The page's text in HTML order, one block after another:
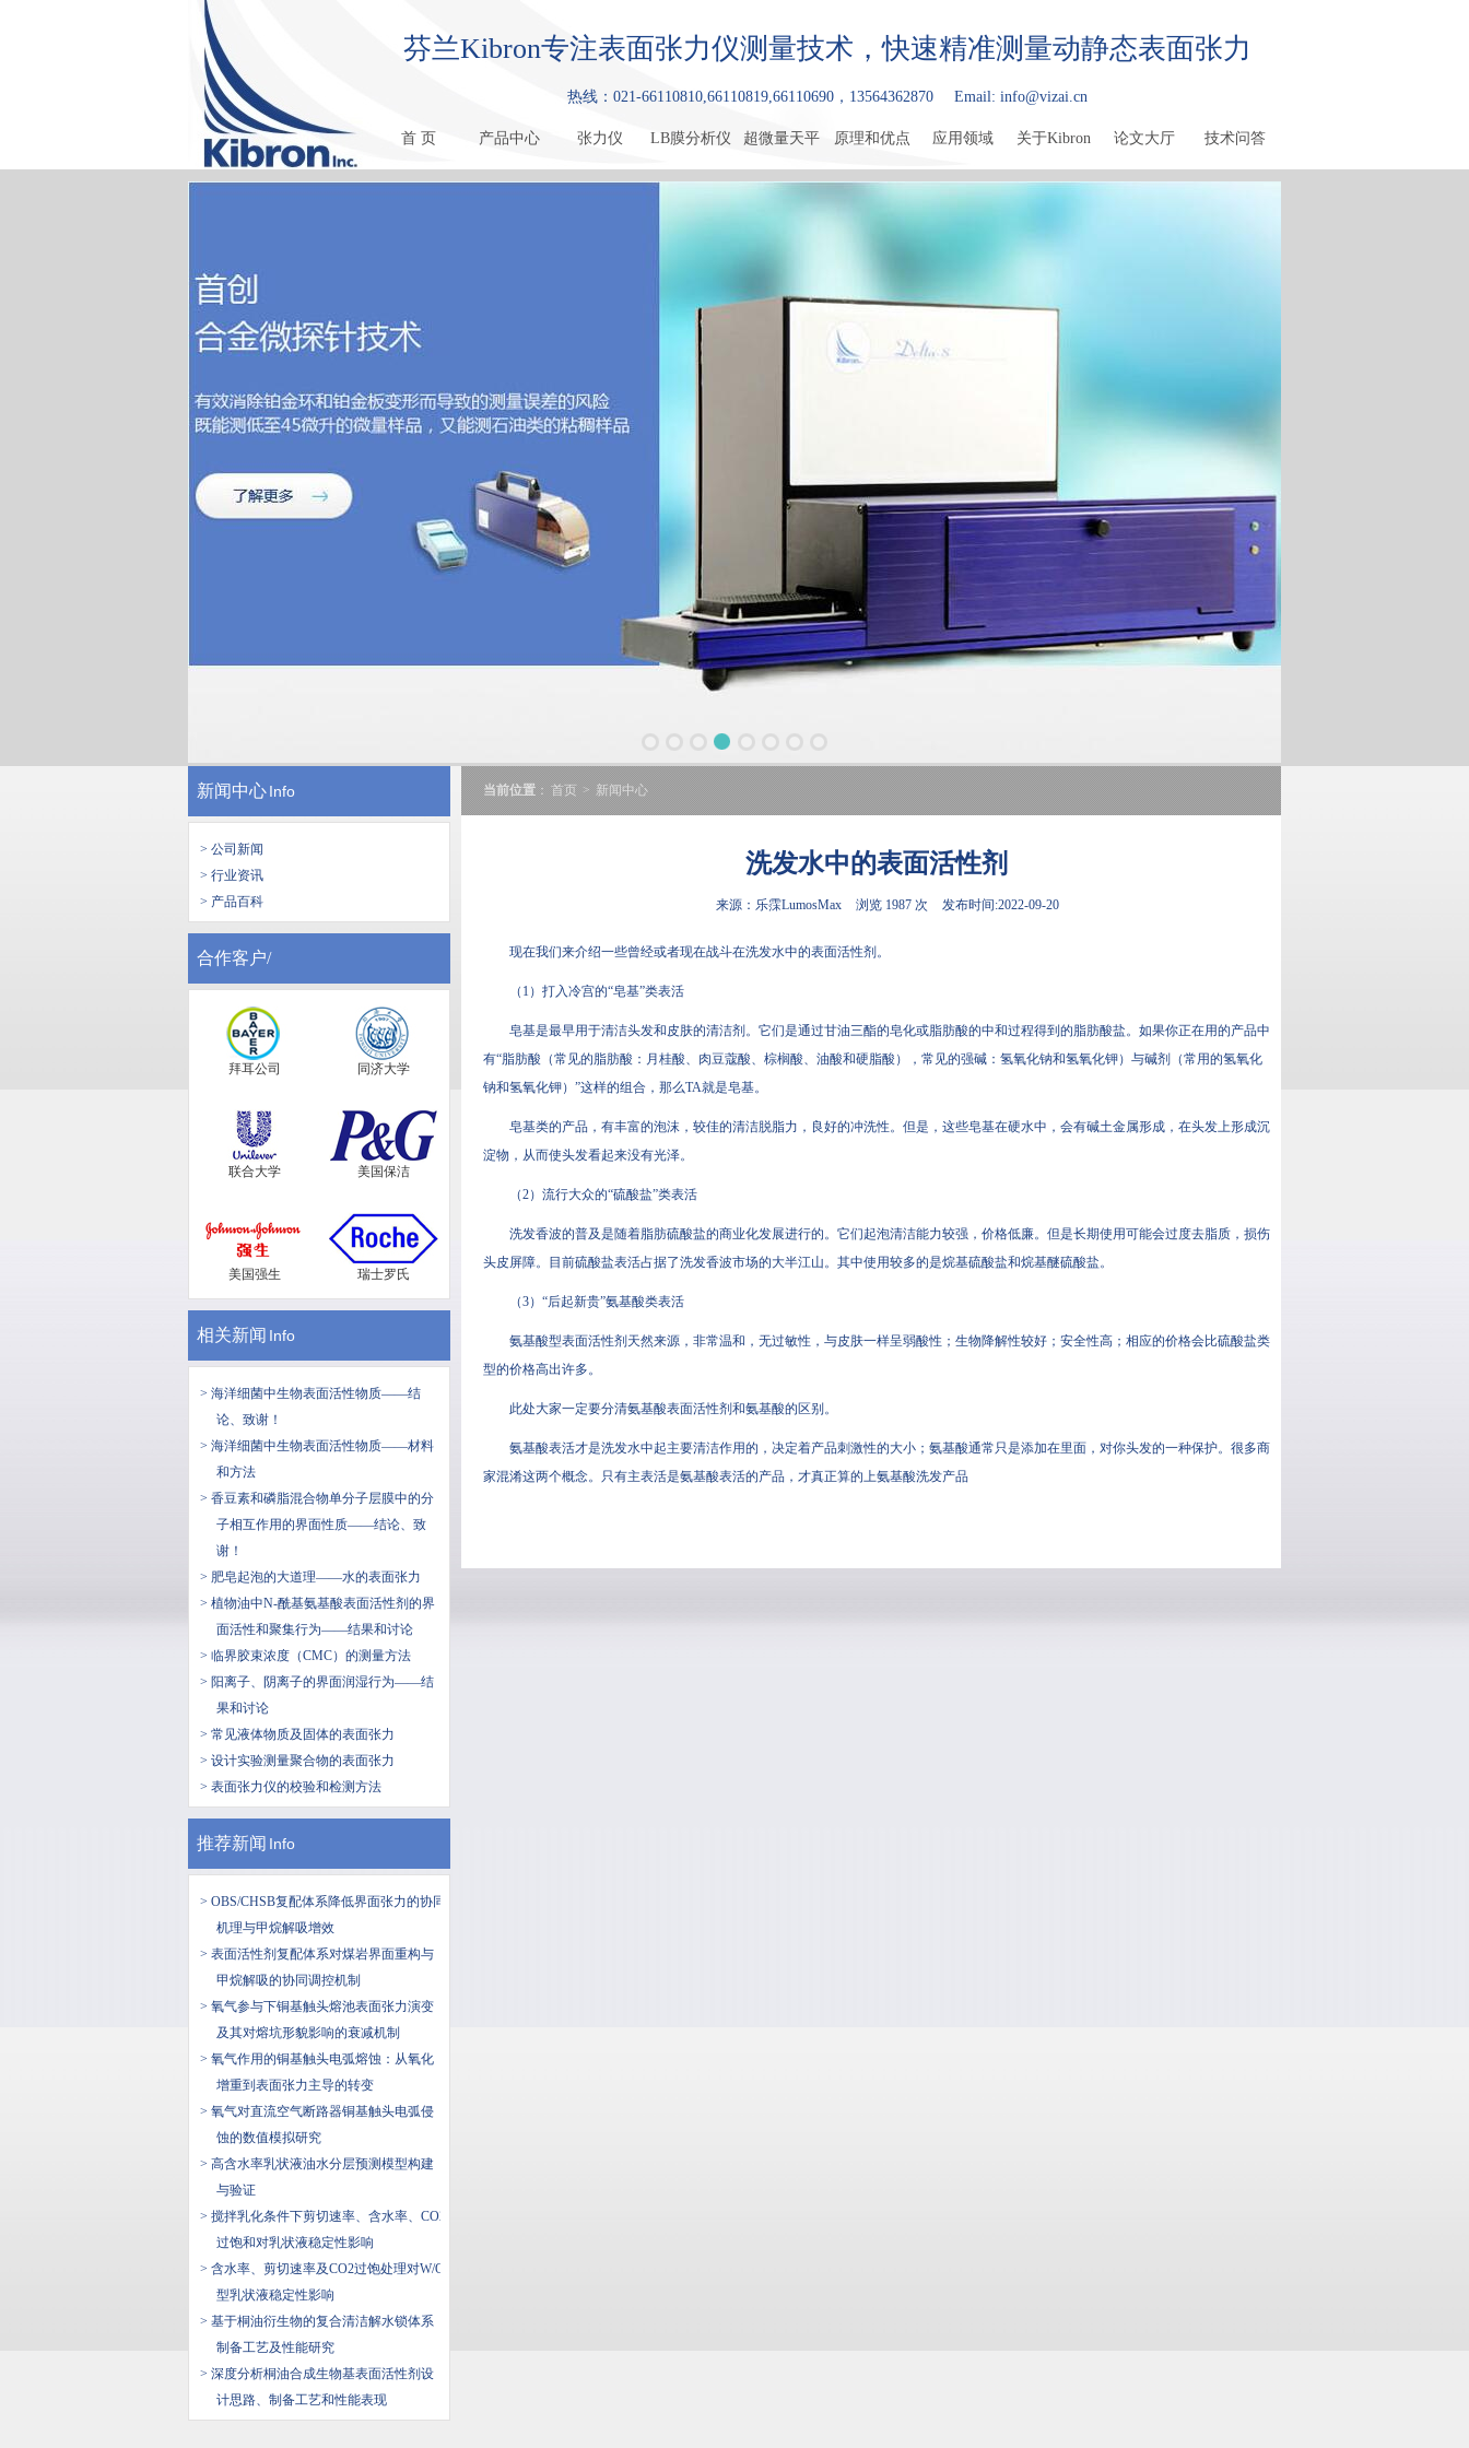
芬兰Kibron专注表面张力仪测量技术，快速精准测量动静态表面张力
热线：021-66110810,66110819,66110690，13564362870 Email: info@vizai.cn
首 页 产品中心 张力仪 LB膜分析仪 超微量天平 原理和优点 应用领域 关于Kibron 论文大厅 技术问答
新闻中心Info
> 公司新闻
> 行业资讯
> 产品百科
合作客户/
拜耳公司 同济大学
联合大学 美国保洁
美国强生 瑞士罗氏
相关新闻 Info
> 海洋细菌中生物表面活性物质——结
论、致谢！
> 海洋细菌中生物表面活性物质——材料
和方法
> 香豆素和磷脂混合物单分子层膜中的分
子相互作用的界面性质——结论、致
谢！
> 肥皂起泡的大道理——水的表面张力
> 植物油中N-酰基氨基酸表面活性剂的界
面活性和聚集行为——结果和讨论
> 临界胶束浓度（CMC）的测量方法
> 阳离子、阴离子的界面润湿行为——结
果和讨论
> 常见液体物质及固体的表面张力
> 设计实验测量聚合物的表面张力
> 表面张力仪的校验和检测方法
推荐新闻 Info
> OBS/CHSB复配体系降低界面张力的协同
机理与甲烷解吸增效
> 表面活性剂复配体系对煤岩界面重构与
甲烷解吸的协同调控机制
> 氧气参与下铜基触头熔池表面张力演变
及其对熔坑形貌影响的衰减机制
> 氧气作用的铜基触头电弧熔蚀：从氧化
增重到表面张力主导的转变
> 氧气对直流空气断路器铜基触头电弧侵
蚀的数值模拟研究
> 高含水率乳状液油水分层预测模型构建
与验证
> 搅拌乳化条件下剪切速率、含水率、CO2
过饱和对乳状液稳定性影响
> 含水率、剪切速率及CO2过饱处理对W/O
型乳状液稳定性影响
> 基于桐油衍生物的复合清洁解水锁体系
制备工艺及性能研究
> 深度分析桐油合成生物基表面活性剂设
计思路、制备工艺和性能表现
当前位置 ： 首页 > 新闻中心
洗发水中的表面活性剂
来源：乐霂LumosMax 浏览 1987 次 发布时间:2022-09-20
现在我们来介绍一些曾经或者现在战斗在洗发水中的表面活性剂。
（1）打入冷宫的“皂基”类表活
皂基是最早用于清洁头发和皮肤的清洁剂。它们是通过甘油三酯的皂化或脂肪酸的中和过程得到的脂肪酸盐。如果你正在用的产品中
有“脂肪酸（常见的脂肪酸：月桂酸、肉豆蔻酸、棕榈酸、油酸和硬脂酸），常见的强碱：氢氧化钠和氢氧化钾）与碱剂（常用的氢氧化
钠和氢氧化钾）”这样的组合，那么TA就是皂基。
皂基类的产品，有丰富的泡沫，较佳的清洁脱脂力，良好的冲洗性。但是，这些皂基在硬水中，会有碱土金属形成，在头发上形成沉
淀物，从而使头发看起来没有光泽。
（2）流行大众的“硫酸盐”类表活
洗发香波的普及是随着脂肪硫酸盐的商业化发展进行的。它们起泡清洁能力较强，价格低廉。但是长期使用可能会过度去脂质，损伤
头皮屏障。目前硫酸盐表活占据了洗发香波市场的大半江山。其中使用较多的是烷基硫酸盐和烷基醚硫酸盐。
（3）“后起新贵”氨基酸类表活
氨基酸型表面活性剂天然来源，非常温和，无过敏性，与皮肤一样呈弱酸性；生物降解性较好；安全性高；相应的价格会比硫酸盐类
型的价格高出许多。
此处大家一定要分清氨基酸表面活性剂和氨基酸的区别。
氨基酸表活才是洗发水中起主要清洁作用的，决定着产品刺激性的大小；氨基酸通常只是添加在里面，对你头发的一种保护。很多商
家混淆这两个概念。只有主表活是氨基酸表活的产品，才真正算的上氨基酸洗发产品